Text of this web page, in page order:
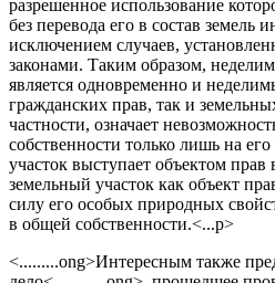
разрешенное использование
без перевода его в состав земель
исключением случаев,
законами. Таким образом,
является одновременно и
гражданских прав, так и
частности, означает
собственности только лишь на
участок выступает объектом
земельный участок как объект
силу его особых природных
в общей собственности.<...p>
<.........ong>Интересным также